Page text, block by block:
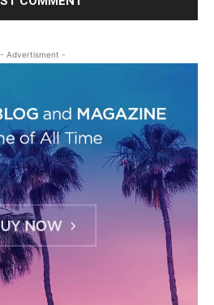
- Advertisment -